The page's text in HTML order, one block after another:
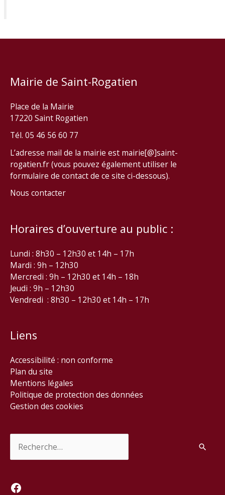
Mairie de Saint-Rogatien
Place de la Mairie
17220 Saint Rogatien
Tél. 05 46 56 60 77
L’adresse mail de la mairie est mairie[@]saint-
rogatien.fr (vous pouvez également utiliser le
formulaire de contact de ce site ci-dessous).
Nous contacter
Horaires d’ouverture au public :
Lundi : 8h30 – 12h30 et 14h – 17h
Mardi : 9h – 12h30
Mercredi : 9h – 12h30 et 14h – 18h
Jeudi : 9h – 12h30
Vendredi : 8h30 – 12h30 et 14h – 17h
Liens
Accessibilité : non conforme
Plan du site
Mentions légales
Politique de protection des données
Gestion des cookies
Facebook